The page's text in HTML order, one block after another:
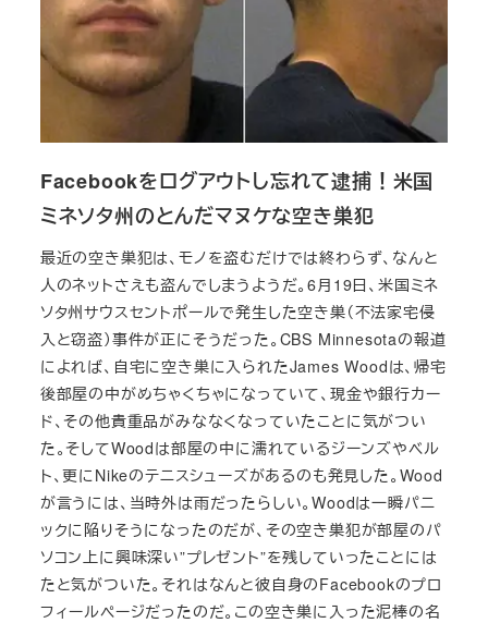
Facebookをログアウトし忘れて逮捕！米国
ミネソタ州のとんだマヌケな空き巣犯
最近の空き巣犯は、モノを盗むだけでは終わらず、なんと
人のネットさえも盗んでしまうようだ。6月19日、米国ミネ
ソタ州サウスセントポールで発生した空き巣（不法家宅侵
入と窃盗）事件が正にそうだった。CBS Minnesotaの報道
によれば、自宅に空き巣に入られたJames Woodは、帰宅
後部屋の中がめちゃくちゃになっていて、現金や銀行カー
ド、その他貴重品がみななくなっていたことに気がつい
た。そしてWoodは部屋の中に濡れているジーンズやベル
ト、更にNikeのテニスシューズがあるのも発見した。Wood
が言うには、当時外は雨だったらしい。Woodは一瞬パニ
ックに陥りそうになったのだが、その空き巣犯が部屋のパ
ソコン上に興味深い”プレゼント”を残していったことには
たと気がついた。それはなんと彼自身のFacebookのプロ
フィールページだったのだ。この空き巣に入った泥棒の名